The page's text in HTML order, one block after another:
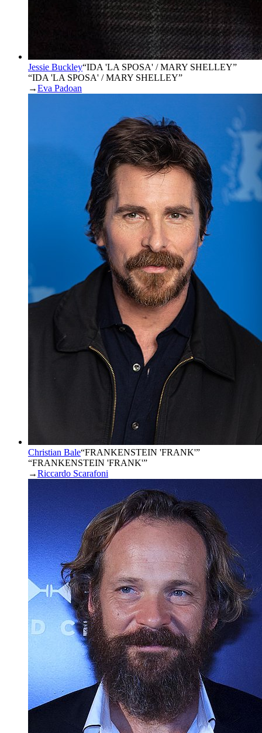
Jessie Buckley“IDA 'LA SPOSA' / MARY SHELLEY”
“IDA 'LA SPOSA' / MARY SHELLEY”
→Eva Padoan
Christian Bale“FRANKENSTEIN 'FRANK'”
“FRANKENSTEIN 'FRANK'”
→Riccardo Scarafoni